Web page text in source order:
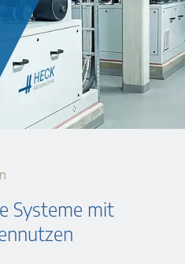
Systeme mit